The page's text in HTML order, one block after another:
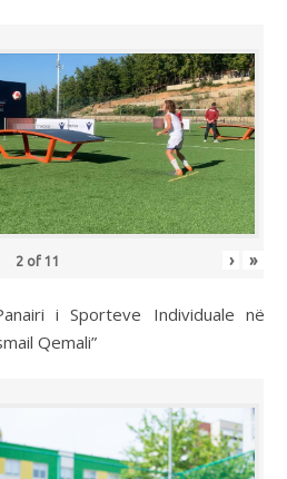
2 of 11 › »
i Sporteve Individuale në
Qemali”